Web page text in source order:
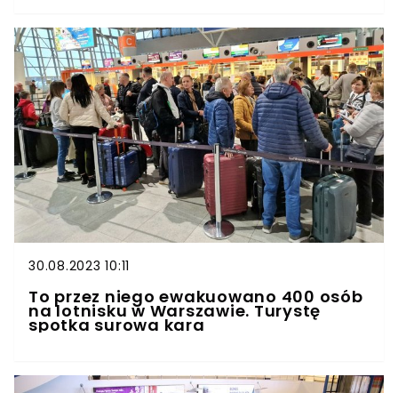
30.08.2023 10:11
To przez niego ewakuowano 400 osób
na lotnisku w Warszawie. Turystę
spotka surowa kara